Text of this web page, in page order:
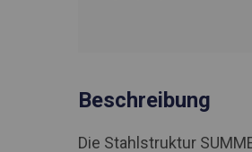
Beschreibung
Die Stahlstruktur